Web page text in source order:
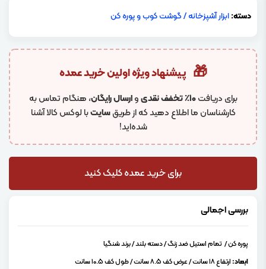
دسته:ابزار آشپزخانه/گوشت کوب و پوره کن
🎁 پیشنهاد ویژه اولین خرید عمده
برای دریافت۱۰٪ تخفف نقدی وارسال رایگان، هنگام تماس به
کارشناسان ما اطلاع دهید که از طریقسایتبا لوکس کالا آشنا
شده‌اید!
برای خرید عمده کلیک کنید
بررسی اجمالی
پوره کن / تمام استیل ضد زنگ / دسته بلند / برند شنگیا
ابعاد:ارتفاع 18 سانت / عرض کف 8.5 سانت / طول کف 10.5 سانت